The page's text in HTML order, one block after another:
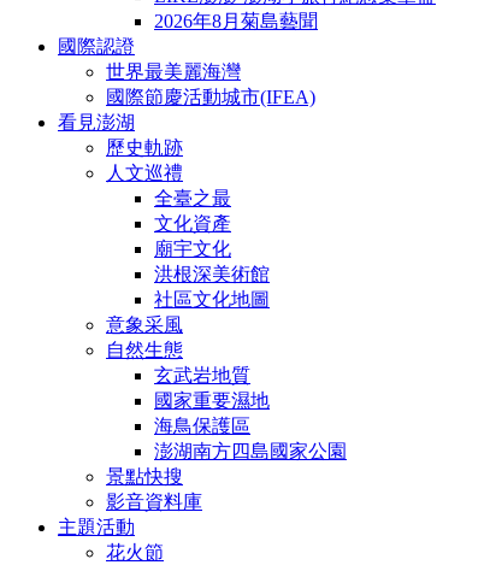
2026年8月菊島藝聞
國際認證
世界最美麗海灣
國際節慶活動城市(IFEA)
看見澎湖
歷史軌跡
人文巡禮
全臺之最
文化資產
廟宇文化
洪根深美術館
社區文化地圖
意象采風
自然生態
玄武岩地質
國家重要濕地
海鳥保護區
澎湖南方四島國家公園
景點快搜
影音資料庫
主題活動
花火節